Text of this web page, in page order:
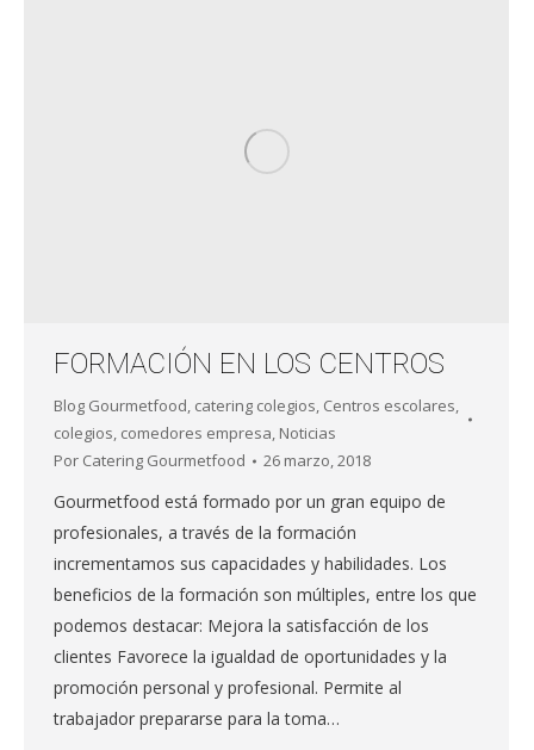
FORMACIÓN EN LOS CENTROS
Blog Gourmetfood, catering colegios, Centros escolares,
colegios, comedores empresa, Noticias
Por Catering Gourmetfood 26 marzo, 2018
Gourmetfood está formado por un gran equipo de
profesionales, a través de la formación
incrementamos sus capacidades y habilidades. Los
beneficios de la formación son múltiples, entre los que
podemos destacar: Mejora la satisfacción de los
clientes Favorece la igualdad de oportunidades y la
promoción personal y profesional. Permite al
trabajador prepararse para la toma…